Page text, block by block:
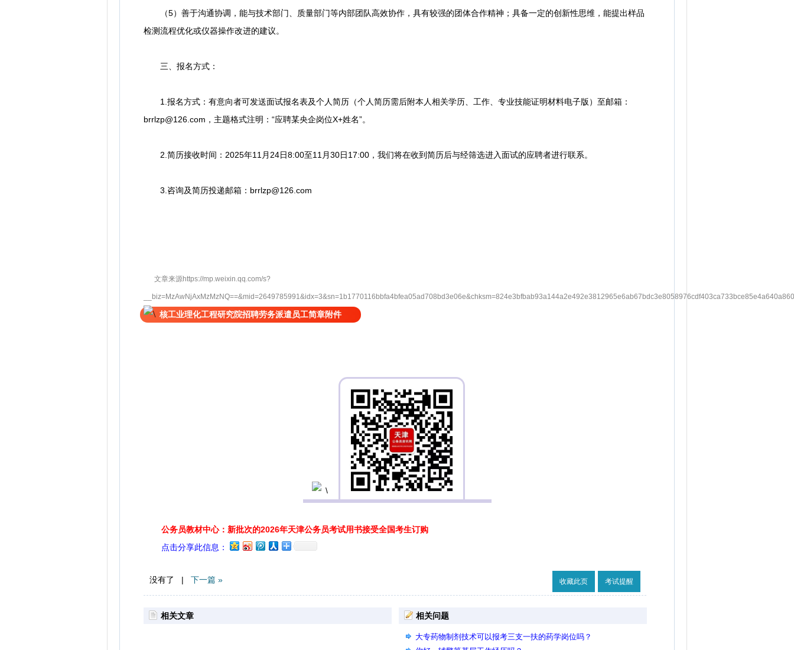
（5）善于沟通协调，能与技术部门、质量部门等内部团队高效协作，具有较强的团体合作精神；具备一定的创新性思维，能提出样品
检测流程优化或仪器操作改进的建议。
三、报名方式：
1.报名方式：有意向者可发送面试报名表及个人简历（个人简历需后附本人相关学历、工作、专业技能证明材料电子版）至邮箱：
brrlzp@126.com，主题格式注明：“应聘某央企岗位X+姓名”。
2.简历接收时间：2025年11月24日8:00至11月30日17:00，我们将在收到简历后与经筛选进入面试的应聘者进行联系。
3.咨询及简历投递邮箱：brrlzp@126.com
文章来源https://mp.weixin.qq.com/s?
核工业理化工程研究院招聘劳务派遣员工简章附件
公务员教材中心：新批次的2026年天津公务员考试用书接受全国考生订购
点击分享此信息：
没有了 | 下一篇 » 收藏此页 考试提醒
相关文章 相关问题
大专药物制剂技术可以报考三支一扶的药学岗位吗？